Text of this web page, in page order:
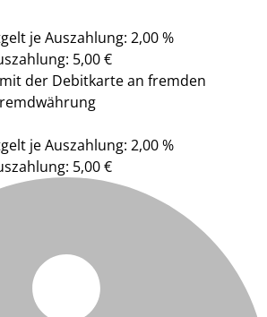
je Auszahlung: 2,00 %
5,00 €
der Debitkarte an fremden
je Auszahlung: 2,00 %
5,00 €